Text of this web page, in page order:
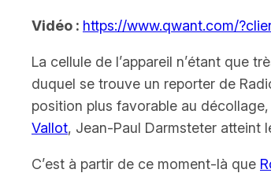
Vidéo : https://www.qwant.com/
La cellule de l’appareil n’étant que
duquel se trouve un reporter de
position plus favorable au
Vallot, Jean-Paul Darmsteter atteint
C’est à partir de ce moment-là que